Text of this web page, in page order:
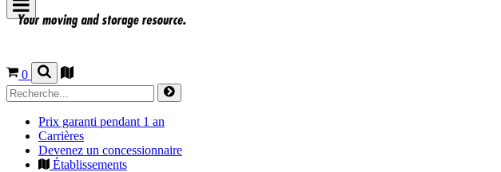
0
Prix garanti pendant 1 an
Carrières
Devenez un concessionnaire
Établissements